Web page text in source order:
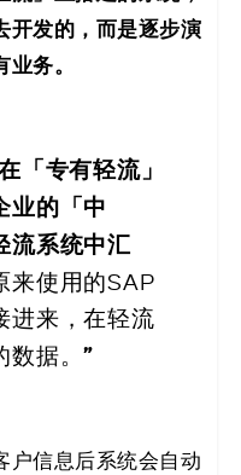
开发的，而是逐步演
务。
「专有轻流」
业的「中
流系统中汇
来使用的SAP
进来，在轻流
数据。”
户信息后系统会自动